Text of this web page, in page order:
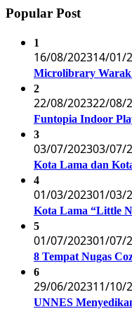
Popular Post
1
16/08/202314/01/
Microlibrary Warak
2
22/08/202322/08/
Funtopia Indoor
3
03/07/202303/07/
Kota Lama dan
4
01/03/202301/03/
Kota Lama “Little
5
01/07/202301/07/
8 Tempat Nugas
6
29/06/202311/10/
UNNES